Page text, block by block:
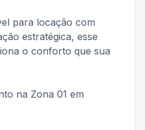
para locação com
estratégica, esse
o conforto que sua
na Zona 01 em